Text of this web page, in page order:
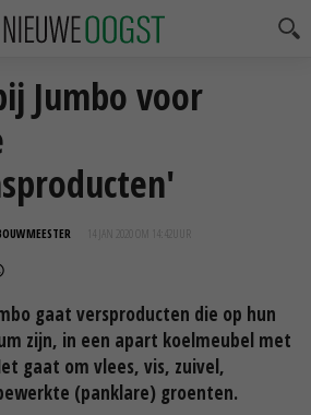
Jumbo voor
14 JAN 2020 OM 14:42
gaat versproducten die op hun
zijn, in een apart koelmeubel met
gaat om vlees, vis, zuivel,
(panklare) groenten.